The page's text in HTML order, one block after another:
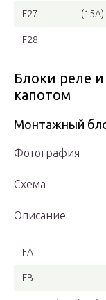
F27
F28
Блоки реле
капотом
Монтажный
Фотография
Схема
Описание
FA
FB